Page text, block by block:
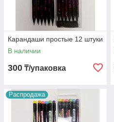
Карандаши простые 12 штуки
В наличии
300 ₸/упаковка
Распродажа